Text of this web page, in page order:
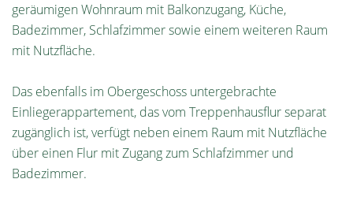
geräumigen Wohnraum mit Balkonzugang, Küche,
Badezimmer, Schlafzimmer sowie einem weiteren Raum
mit Nutzfläche.
Das ebenfalls im Obergeschoss untergebrachte
Einliegerappartement, das vom Treppenhausflur separat
zugänglich ist, verfügt neben einem Raum mit Nutzfläche
über einen Flur mit Zugang zum Schlafzimmer und
Badezimmer.